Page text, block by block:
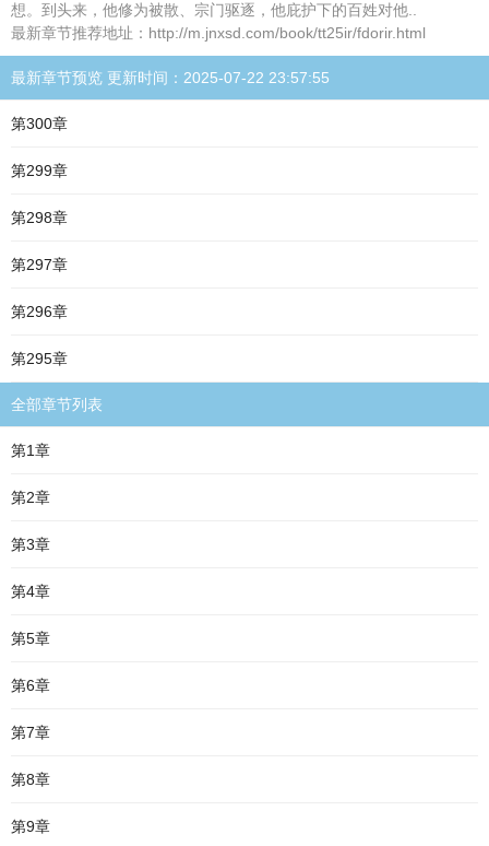
想。到头来，他修为被散、宗门驱逐，他庇护下的百姓对他..
最新章节推荐地址：http://m.jnxsd.com/book/tt25ir/fdorir.html
最新章节预览 更新时间：2025-07-22 23:57:55
第300章
第299章
第298章
第297章
第296章
第295章
全部章节列表
第1章
第2章
第3章
第4章
第5章
第6章
第7章
第8章
第9章